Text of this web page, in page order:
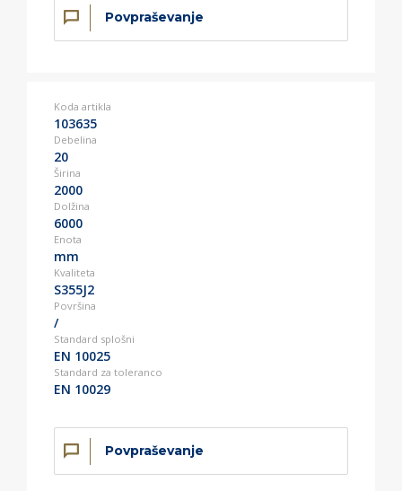
Povpraševanje
Koda artikla
103635
Debelina
20
Širina
2000
Dolžina
6000
Enota
mm
Kvaliteta
S355J2
Površina
/
Standard splošni
EN 10025
Standard za toleranco
EN 10029
Povpraševanje